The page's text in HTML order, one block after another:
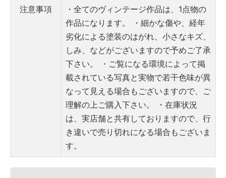
注意事項
・全てのヴィンテージ作品は、1点物の
作品になります。
・細かな傷や、経年
劣化による塗装のはがれ、小さなキズ、
しみ、などがございますので予めご了承
下さい。
・ご覧になる環境によって掲
載されている写真と実物で若干色味が異
なって見える場合もございますので、ご
理解の上ご購入下さい。
・在庫状況
は、実店舗と共有しておりますので、行
き違いで売り切れになる場合もございま
す。